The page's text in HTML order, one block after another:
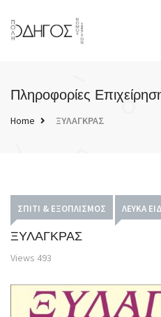
Πληροφορίες
Home ΞΥΛΑΓΚΡΑΣ
ΣΠΊΤΙ & ΕΞΟΠΛΙΣΜΌΣ ΛΕΥΚΆ
ΞΥΛΑΓΚΡΑΣ
Views 493